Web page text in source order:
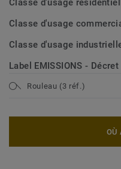
Classe d'usage
Classe d'usage
Classe d'usage
Label EMISSIONS -
Rouleau (3 réf.)
OÙ